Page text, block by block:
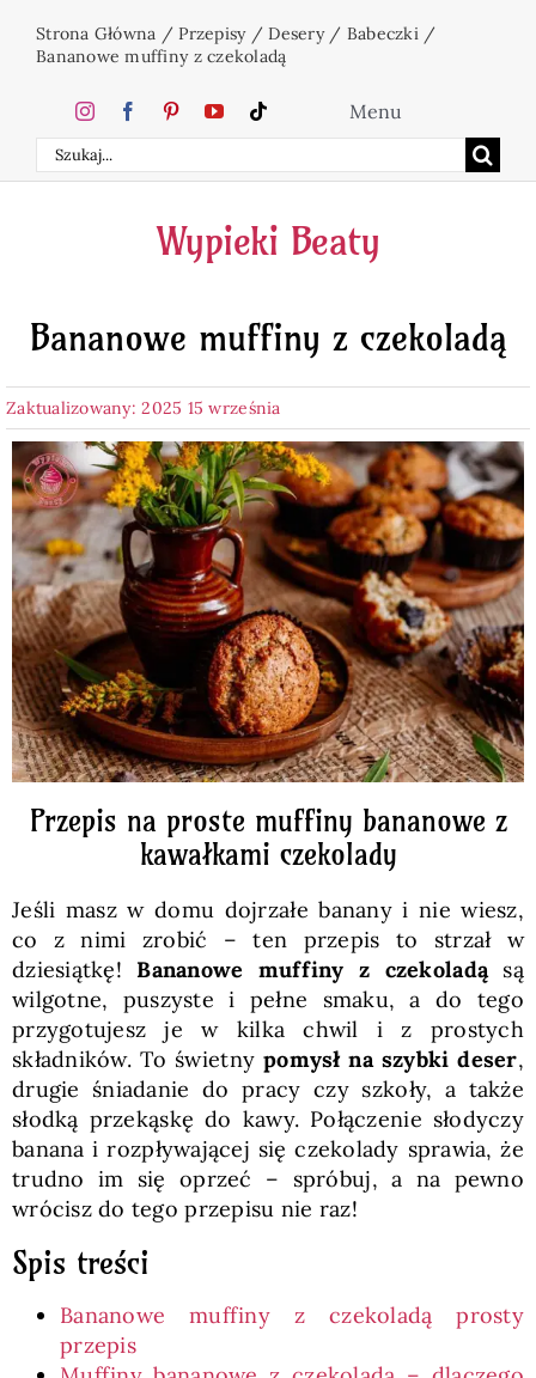
Strona Główna /Przepisy/Desery/ Babeczki/
Bananowe muffiny z czekoladą
Szukaj
Menu
Home
Ciasta
Desery
Napoje
Pieczywo
Przetwory
Posiłki
Zdrowo i fit
SKLEP
Polski
Wypieki Beaty
Bananowe muffiny z czekoladą
Zaktualizowany: 2025 15 września
Przepis na proste muffiny bananowe z
kawałkami czekolady
Jeśli masz w domu dojrzałe banany i nie wiesz,
co z nimi zrobić – ten przepis to strzał w
dziesiątkę!Bananowe muffiny z czekoladąsą
wilgotne, puszyste i pełne smaku, a do tego
przygotujesz je w kilka chwil i z prostych
składników. To świetny pomysł na szybki deser,
drugie śniadanie do pracy czy szkoły, a także
słodką przekąskę do kawy. Połączenie słodyczy
banana i rozpływającej się czekolady sprawia, że
trudno im się oprzeć – spróbuj, a na pewno
wrócisz do tego przepisu nie raz!
Spis treści
Bananowe muffiny z czekoladą prosty
przepis